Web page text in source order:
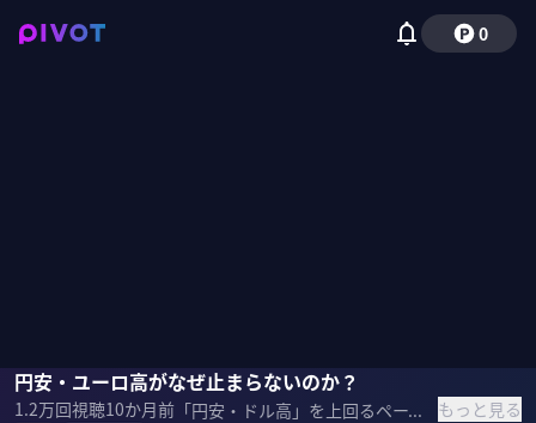
0
円安・ユーロ高がなぜ止まらないのか？
1.2万回視聴10か月前 「円安・ドル高」を上回るペースで進む「円安・ユーロ高」。このまま対ユーロでの円安は進み続けるのか？その背景にはどのような要因があるのか？みずほ銀行の唐鎌大輔チーフ・マーケットエコノミストに分析してもらった。 ＜ゲスト＞ 唐鎌大輔｜みずほ銀行 チーフマーケット・エコノミスト 慶應義塾大学経済学部を卒業。JETRO、日本経済研究センター、欧州委員会を経て、2008年よりみずほ銀行に入行。現在はチーフマーケット・エコノミスト。著書に『弱い円の正体 仮面の黒字国・日本』『「強い円」はどこへ行ったのか』等。日本EU学会に所属。 唐鎌大輔note： もっと見る
唐鎌大輔佐々木紀彦